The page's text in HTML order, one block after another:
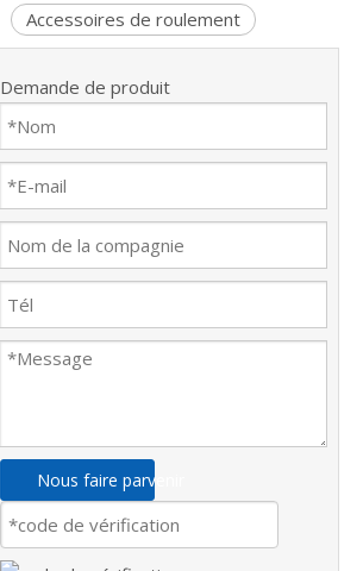
Accessoires de roulement
Demande de produit
Nous faire parvenir